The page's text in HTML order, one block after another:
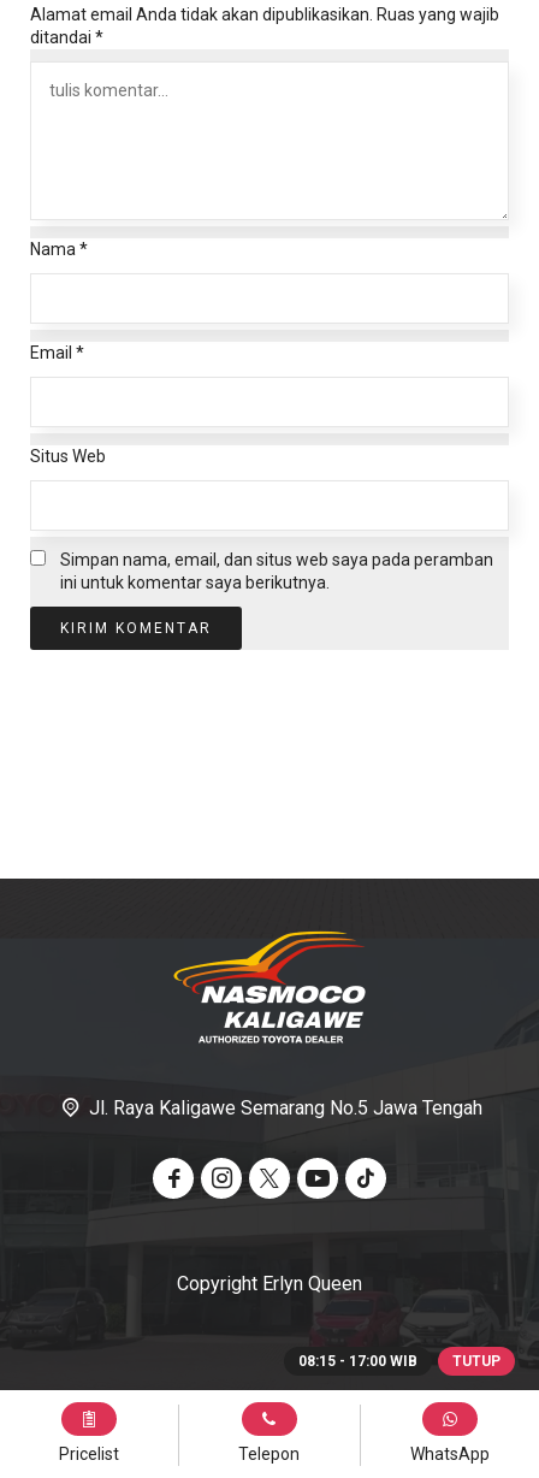
08:15 - 17:00 WIB TUTUP
Alamat email Anda tidak akan dipublikasikan. Ruas yang wajib
ditandai *
Nama*
Email *
Situs Web
Simpan nama, email, dan situs web saya pada peramban
ini untuk komentar saya berikutnya.
Jl. Raya Kaligawe Semarang No.5 Jawa Tengah
Telepon WhatsApp
Pricelist
Copyright Erlyn Queen